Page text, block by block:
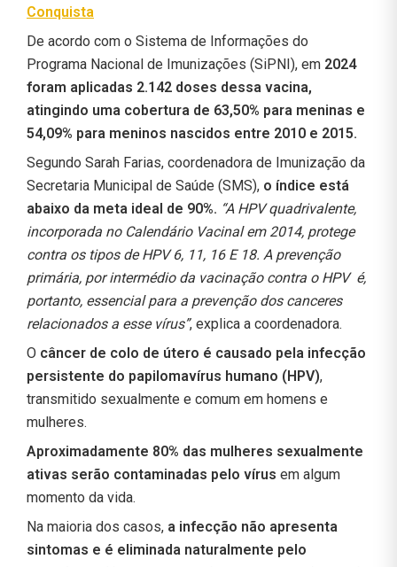
Conquista
De acordo com o Sistema de Informações do
Programa Nacional de Imunizações (SiPNI), em 2024
foram aplicadas 2.142 doses dessa vacina,
atingindo uma cobertura de 63,50% para meninas e
54,09% para meninos nascidos entre 2010 e 2015.
Segundo Sarah Farias, coordenadora de Imunização da
Secretaria Municipal de Saúde (SMS), o índice está
abaixo da meta ideal de 90%. “A HPV quadrivalente,
incorporada no Calendário Vacinal em 2014, protege
contra os tipos de HPV 6, 11, 16 E 18. A prevenção
primária, por intermédio da vacinação contra o HPV é,
portanto, essencial para a prevenção dos canceres
relacionados a esse vírus”, explica a coordenadora.
O câncer de colo de útero é causado pela infecção
persistente do papilomavírus humano (HPV),
transmitido sexualmente e comum em homens e
mulheres.
Aproximadamente 80% das mulheres sexualmente
ativas serão contaminadas pelo vírus em algum
momento da vida.
Na maioria dos casos, a infecção não apresenta
sintomas e é eliminada naturalmente pelo